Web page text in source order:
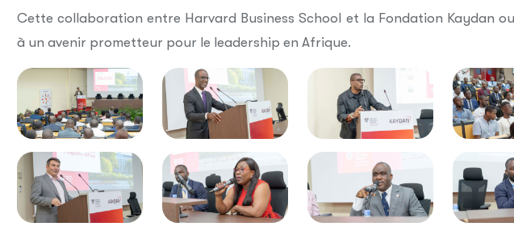
Cette collaboration entre Harvard Business School et la Fondation Kaydan
à un avenir prometteur pour le leadership en Afrique.